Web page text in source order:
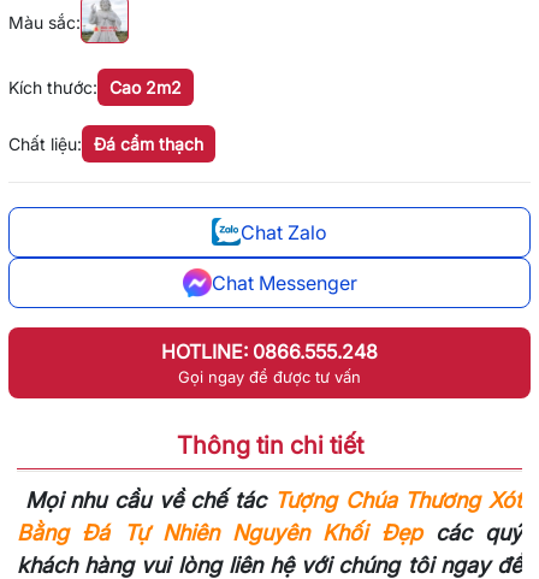
Kích thước: Cao 2m2
Màu sắc:
Chất liệu: Đá cẩm thạch
Chat Zalo
Chat Messenger
HOTLINE: 0866.555.248
Gọi ngay để được tư vấn
Thông tin chi tiết
Mọi nhu cầu về chế tác Tượng Chúa Thương Xót
Bằng Đá Tự Nhiên Nguyên Khối Đẹpcác quý
khách hàng vui lòng liên hệ với chúng tôi ngay để